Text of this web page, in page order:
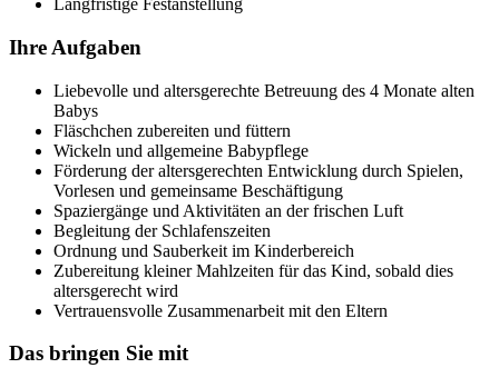
Langfristige Festanstellung
Ihre Aufgaben
Liebevolle und altersgerechte Betreuung des 4 Monate alten
Babys
Fläschchen zubereiten und füttern
Wickeln und allgemeine Babypflege
Förderung der altersgerechten Entwicklung durch Spielen,
Vorlesen und gemeinsame Beschäftigung
Spaziergänge und Aktivitäten an der frischen Luft
Begleitung der Schlafenszeiten
Ordnung und Sauberkeit im Kinderbereich
Zubereitung kleiner Mahlzeiten für das Kind, sobald dies
altersgerecht wird
Vertrauensvolle Zusammenarbeit mit den Eltern
Das bringen Sie mit